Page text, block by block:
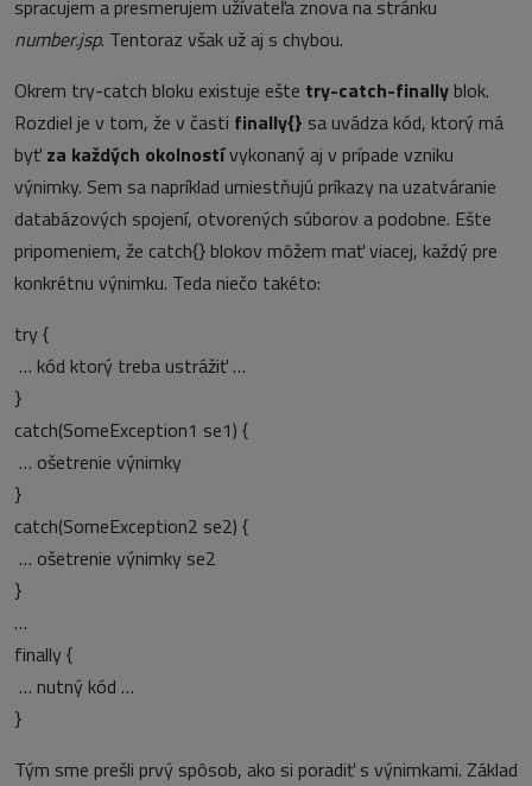
spracujem a presmerujem užívateľa znova na stránku
number.jsp. Tentoraz však už aj s chybou.
Okrem try-catch bloku existuje ešte try-catch-finally blok.
Rozdiel je v tom, že v časti finally{} sa uvádza kód, ktorý má
byť za každých okolnostívykonaný aj v prípade vzniku
výnimky. Sem sa napríklad umiestňujú príkazy na uzatváranie
databázových spojení, otvorených súborov a podobne. Ešte
pripomeniem, že catch{} blokov môžem mať viacej, každý pre
konkrétnu výnimku. Teda niečo takéto:
try {
… kód ktorý treba ustrážiť …
}
catch(SomeException1 se1) {
… ošetrenie výnimky
}
catch(SomeException2 se2) {
… ošetrenie výnimky se2
}
…
finally {
… nutný kód …
}
Tým sme prešli prvý spôsob, ako si poradiť s výnimkami. Základ